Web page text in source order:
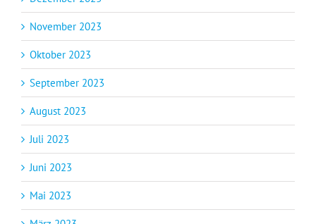
November 2023
Oktober 2023
September 2023
August 2023
Juli 2023
Juni 2023
Mai 2023